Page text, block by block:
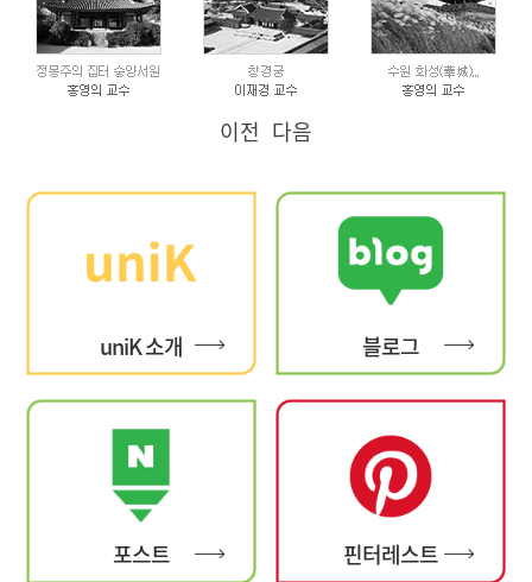
이전 다음
uniK 소개 블로그
포스트 핀터레스트